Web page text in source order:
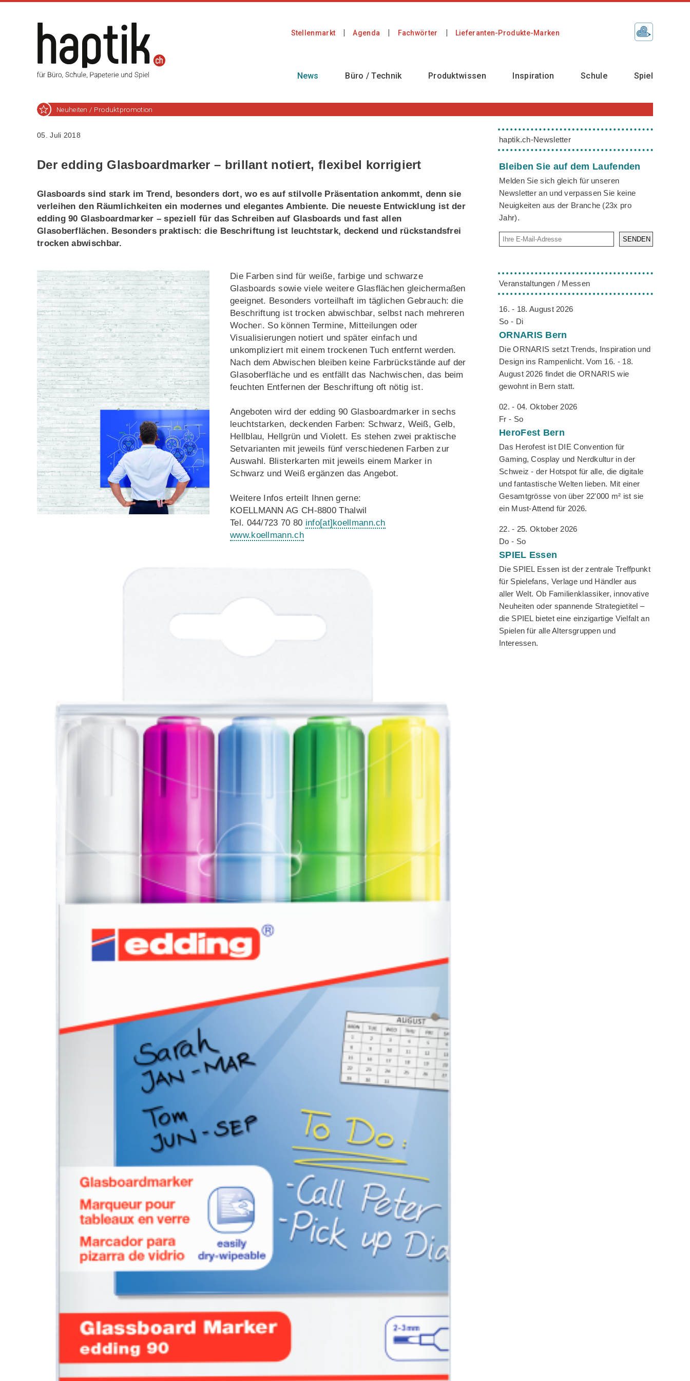
Stellenmarkt Agenda Fachwörter Lieferanten-Produkte-Marken
News Büro / Technik Produktwissen Inspiration Schule Spiel
Neuheiten / Produktpromotion
05. Juli 2018
Der edding Glasboardmarker – brillant notiert, flexibel korrigiert
Glasboards sind stark im Trend, besonders dort, wo es auf stilvolle Präsentation ankommt, denn sie
verleihen den Räumlichkeiten ein modernes und elegantes Ambiente. Die neueste Entwicklung ist der
edding 90 Glasboardmarker – speziell für das Schreiben auf Glasboards und fast allen
Glasoberflächen. Besonders praktisch: die Beschriftung ist leuchtstark, deckend und rückstandsfrei
trocken abwischbar.
Die Farben sind für weiße, farbige und schwarze
Glasboards sowie viele weitere Glasflächen gleichermaßen
geeignet. Besonders vorteilhaft im täglichen Gebrauch: die
Beschriftung ist trocken abwischbar, selbst nach mehreren
Wochen. So können Termine, Mitteilungen oder
Visualisierungen notiert und später einfach und
unkompliziert mit einem trockenen Tuch entfernt werden.
Nach dem Abwischen bleiben keine Farbrückstände auf der
Glasoberfläche und es entfällt das Nachwischen, das beim
feuchten Entfernen der Beschriftung oft nötig ist.
Angeboten wird der edding 90 Glasboardmarker in sechs
leuchtstarken, deckenden Farben: Schwarz, Weiß, Gelb,
Hellblau, Hellgrün und Violett. Es stehen zwei praktische
Setvarianten mit jeweils fünf verschiedenen Farben zur
Auswahl. Blisterkarten mit jeweils einem Marker in
Schwarz und Weiß ergänzen das Angebot.
Weitere Infos erteilt Ihnen gerne:
KOELLMANN AG CH-8800 Thalwil
Tel. 044/723 70 80 info[at]koellmann.ch
www.koellmann.ch
haptik.ch-Newsletter
Bleiben Sie auf dem Laufenden
Melden Sie sich gleich für unseren
Newsletter an und verpassen Sie keine
Neuigkeiten aus der Branche (23x pro
Jahr).
SENDEN
Veranstaltungen / Messen
16. - 18. August 2026
So - Di
ORNARIS Bern
Die ORNARIS setzt Trends, Inspiration und
Design ins Rampenlicht. Vom 16. - 18.
August 2026 findet die ORNARIS wie
gewohnt in Bern statt.
02. - 04. Oktober 2026
Fr - So
HeroFest Bern
Das Herofest ist DIE Convention für
Gaming, Cosplay und Nerdkultur in der
Schweiz - der Hotspot für alle, die digitale
und fantastische Welten lieben. Mit einer
Gesamtgrösse von über 22'000 m² ist sie
ein Must-Attend für 2026.
22. - 25. Oktober 2026
Do - So
SPIEL Essen
Die SPIEL Essen ist der zentrale Treffpunkt
für Spielefans, Verlage und Händler aus
aller Welt. Ob Familienklassiker, innovative
Neuheiten oder spannende Strategietitel –
die SPIEL bietet eine einzigartige Vielfalt an
Spielen für alle Altersgruppen und
Interessen.